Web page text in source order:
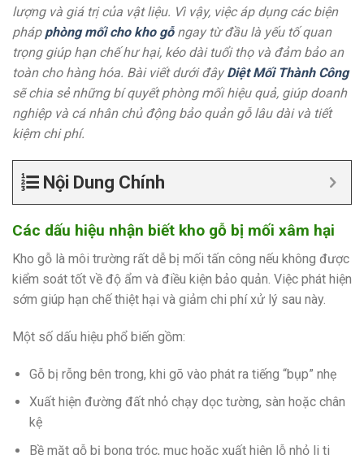
lượng và giá trị của vật liệu. Vì vậy, việc áp dụng các biện
pháp phòng mối cho kho gỗngay từ đầu là yếu tố quan
trọng giúp hạn chế hư hại, kéo dài tuổi thọ và đảm bảo an
toàn cho hàng hóa. Bài viết dưới đây Diệt Mối Thành Công
sẽ chia sẻ những bí quyết phòng mối hiệu quả, giúp doanh
nghiệp và cá nhân chủ động bảo quản gỗ lâu dài và tiết
kiệm chi phí.
Nội Dung Chính
Các dấu hiệu nhận biết kho gỗ bị mối xâm hại
Kho gỗ là môi trường rất dễ bị mối tấn công nếu không được
kiểm soát tốt về độ ẩm và điều kiện bảo quản. Việc phát hiện
sớm giúp hạn chế thiệt hại và giảm chi phí xử lý sau này.
Một số dấu hiệu phổ biến gồm:
Gỗ bị rỗng bên trong, khi gõ vào phát ra tiếng “bụp” nhẹ
Xuất hiện đường đất nhỏ chạy dọc tường, sàn hoặc chân
kệ
Bề mặt gỗ bị bong tróc, mục hoặc xuất hiện lỗ nhỏ li ti